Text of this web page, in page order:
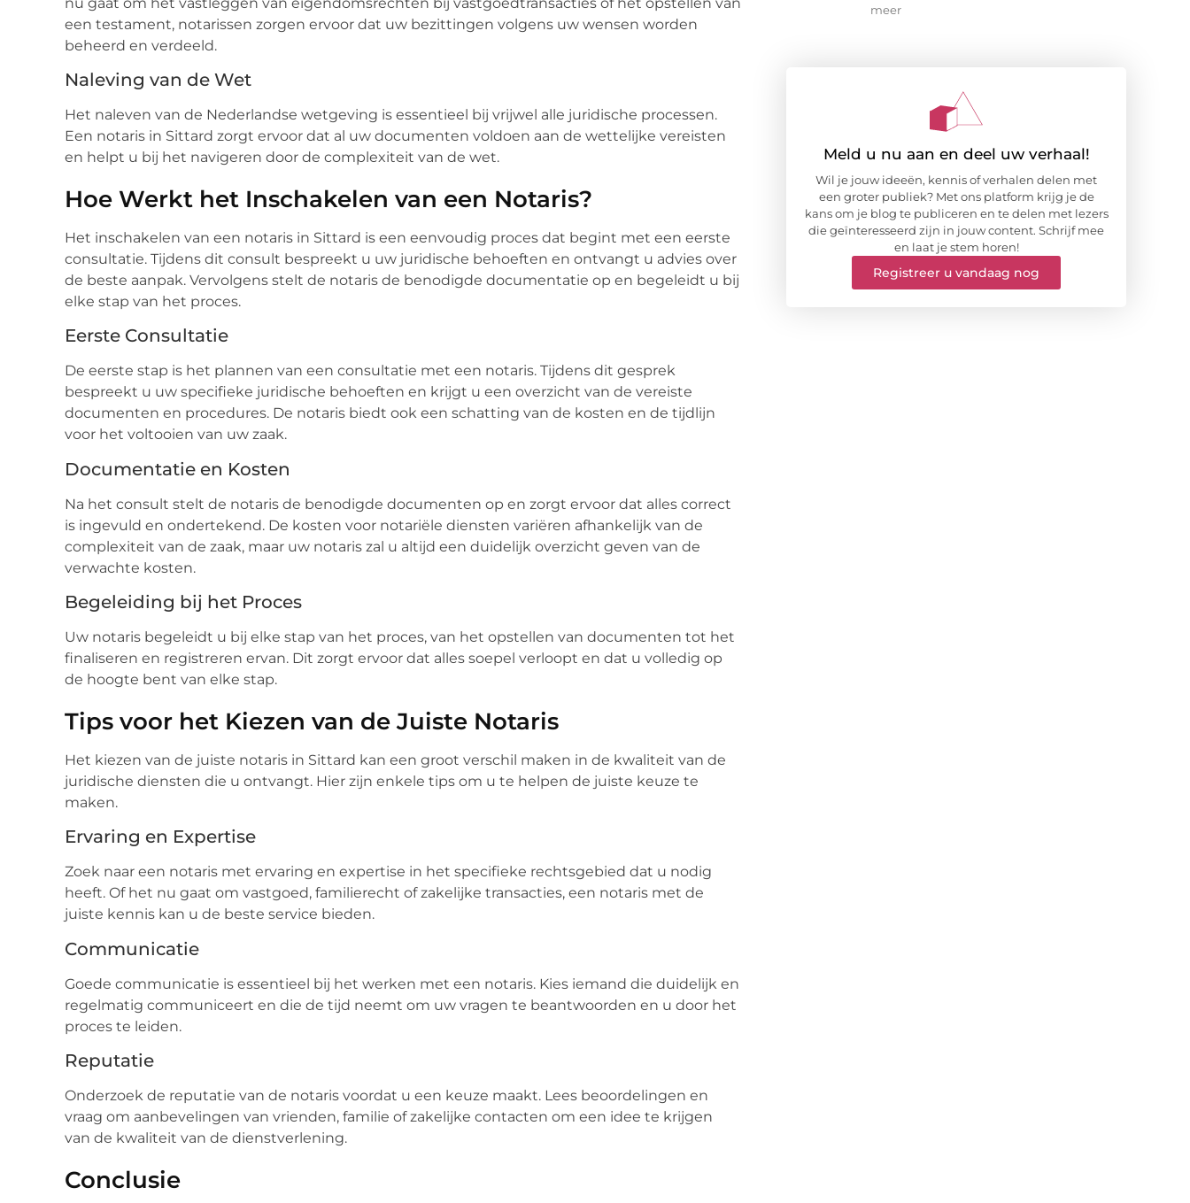
een testament, notarissen zorgen ervoor dat uw bezittingen volgens uw wensen worden
beheerd en verdeeld.
Naleving van de Wet
Het naleven van de Nederlandse wetgeving is essentieel bij vrijwel alle juridische processen.
Een notaris in Sittard zorgt ervoor dat al uw documenten voldoen aan de wettelijke vereisten
en helpt u bij het navigeren door de complexiteit van de wet.
Hoe Werkt het Inschakelen van een Notaris?
Het inschakelen van een notaris in Sittard is een eenvoudig proces dat begint met een eerste
consultatie. Tijdens dit consult bespreekt u uw juridische behoeften en ontvangt u advies over
de beste aanpak. Vervolgens stelt de notaris de benodigde documentatie op en begeleidt u bij
elke stap van het proces.
Eerste Consultatie
De eerste stap is het plannen van een consultatie met een notaris. Tijdens dit gesprek
bespreekt u uw specifieke juridische behoeften en krijgt u een overzicht van de vereiste
documenten en procedures. De notaris biedt ook een schatting van de kosten en de tijdlijn
voor het voltooien van uw zaak.
Documentatie en Kosten
Na het consult stelt de notaris de benodigde documenten op en zorgt ervoor dat alles correct
is ingevuld en ondertekend. De kosten voor notariële diensten variëren afhankelijk van de
complexiteit van de zaak, maar uw notaris zal u altijd een duidelijk overzicht geven van de
verwachte kosten.
Begeleiding bij het Proces
Uw notaris begeleidt u bij elke stap van het proces, van het opstellen van documenten tot het
finaliseren en registreren ervan. Dit zorgt ervoor dat alles soepel verloopt en dat u volledig op
de hoogte bent van elke stap.
Tips voor het Kiezen van de Juiste Notaris
Het kiezen van de juiste notaris in Sittard kan een groot verschil maken in de kwaliteit van de
juridische diensten die u ontvangt. Hier zijn enkele tips om u te helpen de juiste keuze te
maken.
Ervaring en Expertise
Zoek naar een notaris met ervaring en expertise in het specifieke rechtsgebied dat u nodig
heeft. Of het nu gaat om vastgoed, familierecht of zakelijke transacties, een notaris met de
juiste kennis kan u de beste service bieden.
Communicatie
Goede communicatie is essentieel bij het werken met een notaris. Kies iemand die duidelijk en
regelmatig communiceert en die de tijd neemt om uw vragen te beantwoorden en u door het
proces te leiden.
Reputatie
Onderzoek de reputatie van de notaris voordat u een keuze maakt. Lees beoordelingen en
vraag om aanbevelingen van vrienden, familie of zakelijke contacten om een idee te krijgen
van de kwaliteit van de dienstverlening.
Conclusie
meer
Meld u nu aan en deel uw verhaal!
Wil je jouw ideeën, kennis of verhalen delen met
een groter publiek? Met ons platform krijg je de
kans om je blog te publiceren en te delen met lezers
die geïnteresseerd zijn in jouw content. Schrijf mee
en laat je stem horen!
Registreer u vandaag nog